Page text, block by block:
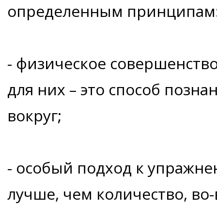
определенным
- физическое
для них – это способ
вокруг;
- особый подход к
лучше, чем количество,